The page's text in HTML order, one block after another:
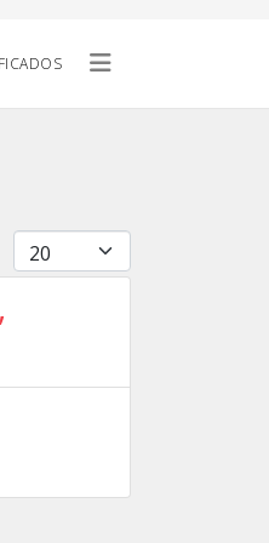
Cantidad